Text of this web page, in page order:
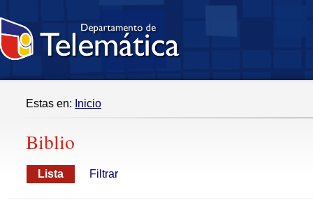
Estas en: Inicio
Biblio
Lista Filtrar